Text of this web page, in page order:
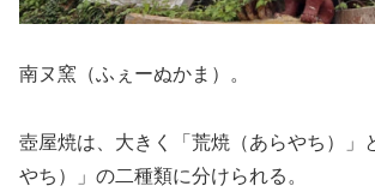
南ヌ窯（ふぇーぬかま）。
壺屋焼は、大きく「荒焼（あらやち）」
やち）」の二種類に分けられる。